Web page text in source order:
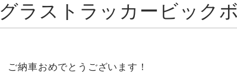
グラストラッカービック
ご納車おめでとうございます！